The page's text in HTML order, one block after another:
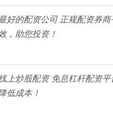
好的配资公司 正规配资券
，助您投资！
上炒股配资 免息杠杆配资平
低成本！